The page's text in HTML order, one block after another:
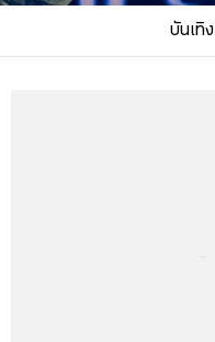
บันเทิง